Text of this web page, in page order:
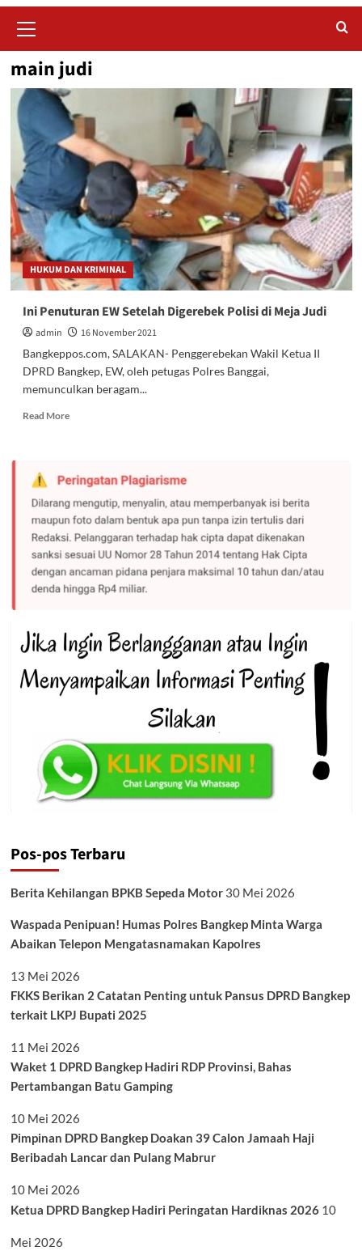
Menu
main judi
HUKUM DAN KRIMINAL
Ini Penuturan EW Setelah Digerebek Polisi di Meja Judi
admin
16 November 2021
Bangkeppos.com, SALAKAN- Penggerebekan Wakil Ketua II
DPRD Bangkep, EW, oleh petugas Polres Banggai,
memunculkan beragam...
Read MoreRead
Penuturan
Setelah
Digerebek
Polisi
di
Meja
Judi
Pos-pos Terbaru
Berita Kehilangan BPKB Sepeda Motor 30 Mei 2026
Waspada Penipuan! Humas Polres Bangkep Minta Warga
Abaikan Telepon Mengatasnamakan Kapolres
13 Mei 2026
FKKS Berikan 2 Catatan Penting untuk Pansus DPRD Bangkep
terkait LKPJ Bupati 2025
11 Mei 2026
Waket 1 DPRD Bangkep Hadiri RDP Provinsi, Bahas
Pertambangan Batu Gamping
10 Mei 2026
Pimpinan DPRD Bangkep Doakan 39 Calon Jamaah Haji
Beribadah Lancar dan Pulang Mabrur
10 Mei 2026
Ketua DPRD Bangkep Hadiri Peringatan Hardiknas 2026 10
Mei 2026